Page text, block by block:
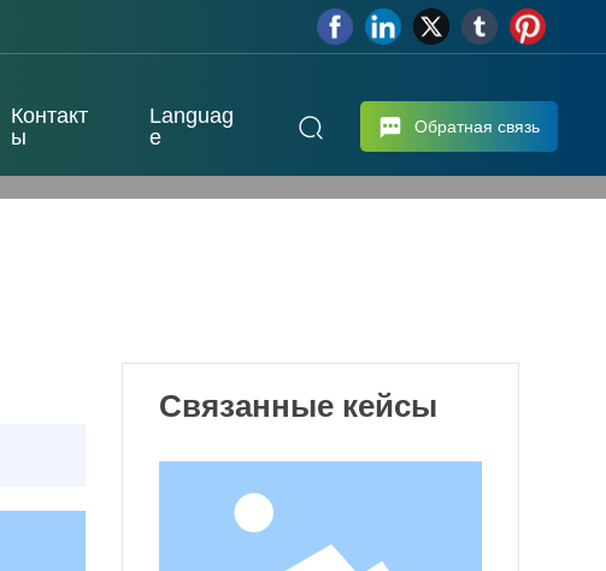
Контакт
ы
Languag
e
Обратная связь
Связанные кейсы